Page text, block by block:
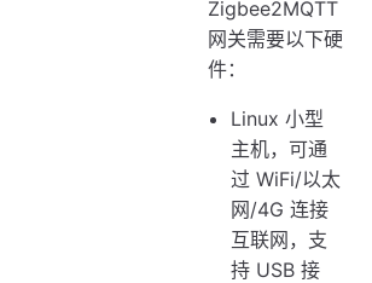
Zigbee2MQTT
网关需要以下硬
件：
Linux 小型
主机，可通
过 WiFi/以太
网/4G 连接
互联网，支
持 USB 接